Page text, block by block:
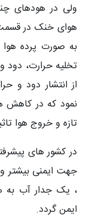
ولی در هودهای
هوای خنک در
به صورت پرده
تخلیه حرارت،
از انتشار دود و
نمود که در کاهش
تازه و خروج هوا
در کشور های
جهت ایمنی بیشتر
ایمن گردد.